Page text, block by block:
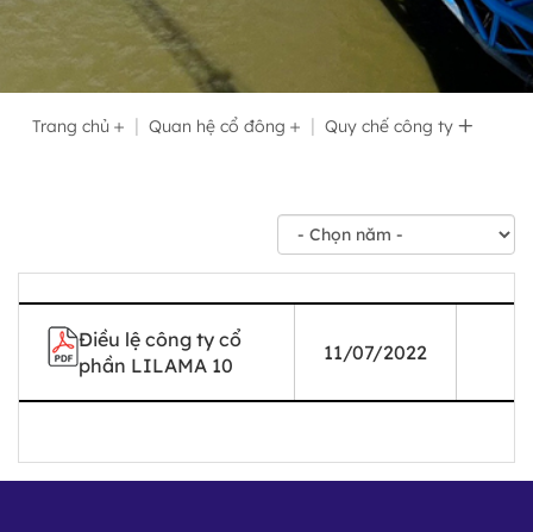
Trang chủ Quan hệ cổ đông Quy chế công ty
Điều lệ công ty cổ
phần LILAMA 10
11/07/2022